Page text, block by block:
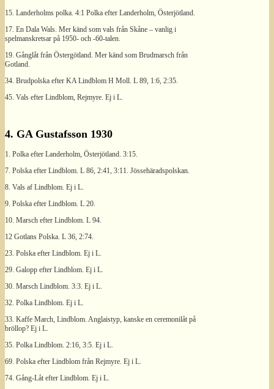
15. Landerholms polka. 4:1 Polka efter Landerholm, Österjötland.
17. En Dala Wals. Mer känd som vals från Skåne – vanlig i
spelmanskretsar på 1950- och -60-talen.
19. Gånglåt från Östergötland. Mer känd som Brudmarsch från
Gotland.
34. Brudpolska efter KA Lindblom H Moll. L 89, 1:6, 2:35.
45. Vals efter Lindblom, Rejmyre. Ej i L.
4. GA Gustafsson 1930
1. Polka efter Landerholm, Österjötland. 3:15.
7. Polska efter Lindblom. L 86, 2:41, 3:11. Jössehäradspolskan.
8. Vals af Lindblom. Ej i L.
9. Polska efter Lindblom. L 20.
10. Marsch efter Lindblom. L 94.
12 Gotlans Polska. L 36, 2:74.
23. Polska efter Lindblom. Ej i L.
29. Galopp efter Lindblom. Ej i L.
30. Marsch Lindblom. 3:3. Ej i L.
32. Polka Lindblom. Ej i L.
33. Kaffe March, Lindblom. Anglaistyp, kanske en ceremonilåt på
bröllop? Ej i L.
35. Polka Lindblom. 2:16, 3:5. Ej i L.
69. Polska efter Lindblom från Rejmyre. Ej i L.
74. Gång-Låt efter Lindblom. Ej i L.